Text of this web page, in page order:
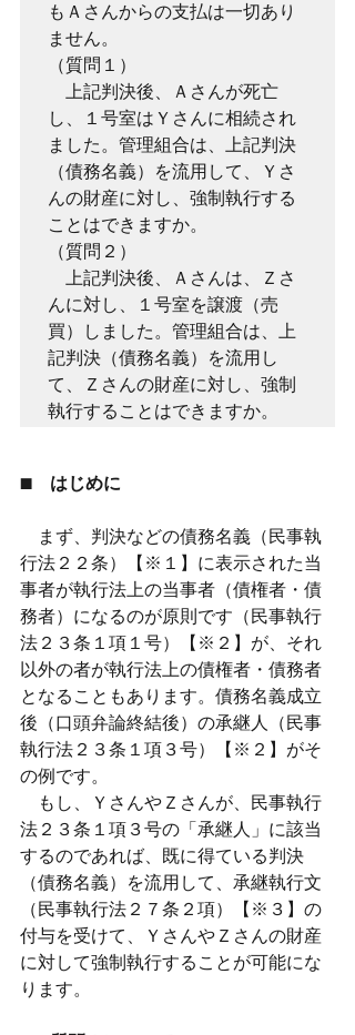
もＡさんからの支払は一切あり
ません。
（質問１）
上記判決後、Ａさんが死亡
し、１号室はＹさんに相続され
ました。管理組合は、上記判決
（債務名義）を流用して、Ｙさ
んの財産に対し、強制執行する
ことはできますか。
（質問２）
上記判決後、Ａさんは、Ｚさ
んに対し、１号室を譲渡（売
買）しました。管理組合は、上
記判決（債務名義）を流用し
て、Ｚさんの財産に対し、強制
執行することはできますか。
■　はじめに
まず、判決などの債務名義（民事執
行法２２条）【※１】に表示された当
事者が執行法上の当事者（債権者・債
務者）になるのが原則です（民事執行
法２３条１項１号）【※２】が、それ
以外の者が執行法上の債権者・債務者
となることもあります。債務名義成立
後（口頭弁論終結後）の承継人（民事
執行法２３条１項３号）【※２】がそ
の例です。
もし、ＹさんやＺさんが、民事執行
法２３条１項３号の「承継人」に該当
するのであれば、既に得ている判決
（債務名義）を流用して、承継執行文
（民事執行法２７条２項）【※３】の
付与を受けて、ＹさんやＺさんの財産
に対して強制執行することが可能にな
ります。